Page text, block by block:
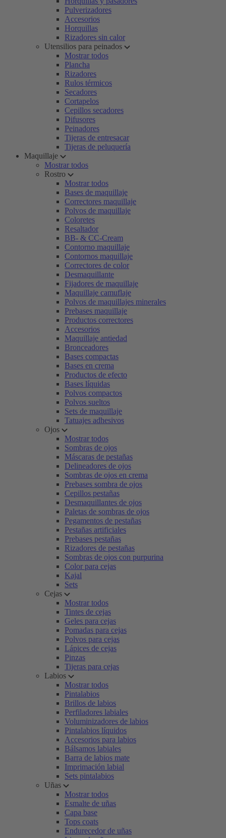
Pulverizadores
Accesorios
Horquillas
Rizadores sin calor
Utensilios para peinados
Mostrar todos
Plancha
Rizadores
Rulos térmicos
Secadores
Cortapelos
Cepillos secadores
Difusores
Peinadores
Tijeras de entresacar
Tijeras de peluquería
Maquillaje
Mostrar todos
Rostro
Mostrar todos
Bases de maquillaje
Correctores maquillaje
Polvos de maquillaje
Coloretes
Resaltador
BB- & CC-Cream
Contorno maquillaje
Contornos maquillaje
Correctores de color
Desmaquillante
Fijadores de maquillaje
Maquillaje camuflaje
Polvos de maquillajes minerales
Prebases maquillaje
Productos correctores
Accesorios
Maquillaje antiedad
Bronceadores
Bases compactas
Bases en crema
Productos de efecto
Bases líquidas
Polvos compactos
Polvos sueltos
Sets de maquillaje
Tatuajes adhesivos
Ojos
Mostrar todos
Sombras de ojos
Máscaras de pestañas
Delineadores de ojos
Sombras de ojos en crema
Prebases sombra de ojos
Cepillos pestañas
Desmaquillantes de ojos
Paletas de sombras de ojos
Pegamentos de pestañas
Pestañas artificiales
Prebases pestañas
Rizadores de pestañas
Sombras de ojos con purpurina
Color para cejas
Kajal
Sets
Cejas
Mostrar todos
Tintes de cejas
Geles para cejas
Pomadas para cejas
Polvos para cejas
Lápices de cejas
Pinzas
Tijeras para cejas
Labios
Mostrar todos
Pintalabios
Brillos de labios
Perfiladores labiales
Voluminizadores de labios
Pintalabios líquidos
Accesorios para labios
Bálsamos labiales
Barra de labios mate
Imprimación labial
Sets pintalabios
Uñas
Mostrar todos
Esmalte de uñas
Capa base
Tops coats
Endurecedor de uñas